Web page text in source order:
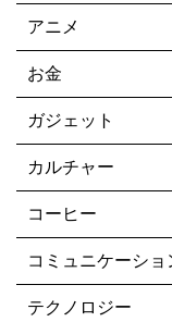
アニメ
お金
ガジェット
カルチャー
コーヒー
コミュニケーショ
テクノロジー